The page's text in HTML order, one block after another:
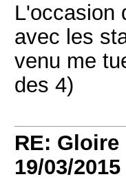
L'occasion
avec les
venu me
des 4)
RE:
19/03/2015